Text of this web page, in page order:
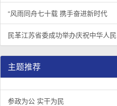
“风雨同舟七十载 携手奋进新时代
民革江苏省委成功举办庆祝中华人民
主题推荐
参政为公 实干为民